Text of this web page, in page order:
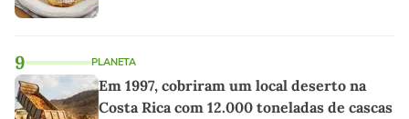
9 PLANETA
Em 1997, cobriram um local deserto na
Costa Rica com 12.000 toneladas de cascas